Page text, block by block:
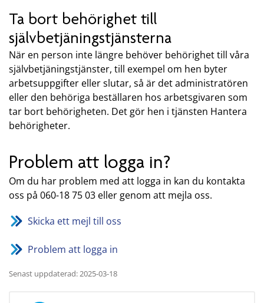
Ta bort behörighet till
självbetjäningstjänsterna
När en person inte längre behöver behörighet till våra
självbetjäningstjänster, till exempel om hen byter
arbetsuppgifter eller slutar, så är det administratören
eller den behöriga beställaren hos arbetsgivaren som
tar bort behörigheten. Det gör hen i tjänsten Hantera
behörigheter.
Problem att logga in?
Om du har problem med att logga in kan du kontakta
oss på 060-18 75 03 eller genom att mejla oss.
Skicka ett mejl till oss
Problem att logga in
Senast uppdaterad: 2025-03-18